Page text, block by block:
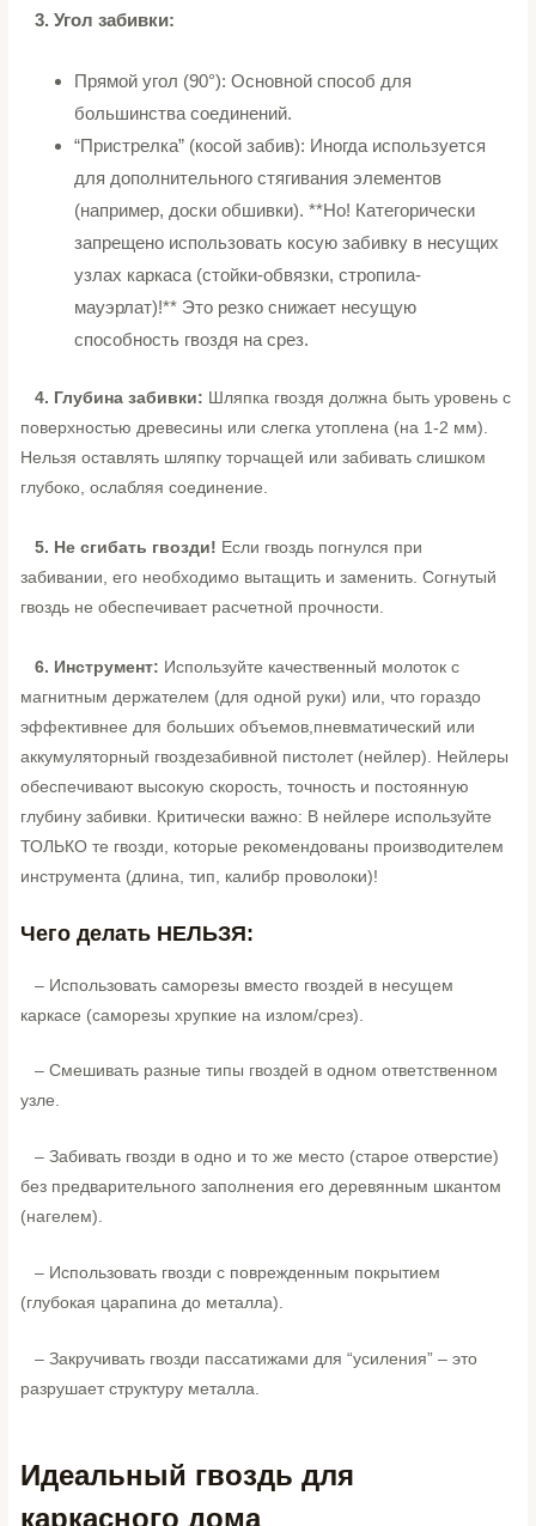
3. Угол забивки:
Прямой угол (90°): Основной способ для
большинства соединений.
“Пристрелка” (косой забив): Иногда используется
для дополнительного стягивания элементов
(например, доски обшивки). **Но! Категорически
запрещено использовать косую забивку в несущих
узлах каркаса (стойки-обвязки, стропила-
мауэрлат)!** Это резко снижает несущую
способность гвоздя на срез.
4. Глубина забивки: Шляпка гвоздя должна быть уровень с
поверхностью древесины или слегка утоплена (на 1-2 мм).
Нельзя оставлять шляпку торчащей или забивать слишком
глубоко, ослабляя соединение.
5. Не сгибать гвозди! Если гвоздь погнулся при
забивании, его необходимо вытащить и заменить. Согнутый
гвоздь не обеспечивает расчетной прочности.
6. Инструмент: Используйте качественный молоток с
магнитным держателем (для одной руки) или, что гораздо
эффективнее для больших объемов,пневматический или
аккумуляторный гвоздезабивной пистолет (нейлер). Нейлеры
обеспечивают высокую скорость, точность и постоянную
глубину забивки. Критически важно: В нейлере используйте
ТОЛЬКО те гвозди, которые рекомендованы производителем
инструмента (длина, тип, калибр проволоки)!
Чего делать НЕЛЬЗЯ:
– Использовать саморезы вместо гвоздей в несущем
каркасе (саморезы хрупкие на излом/срез).
– Смешивать разные типы гвоздей в одном ответственном
узле.
– Забивать гвозди в одно и то же место (старое отверстие)
без предварительного заполнения его деревянным шкантом
(нагелем).
– Использовать гвозди с поврежденным покрытием
(глубокая царапина до металла).
– Закручивать гвозди пассатижами для “усиления” – это
разрушает структуру металла.
Идеальный гвоздь для
каркасного дома